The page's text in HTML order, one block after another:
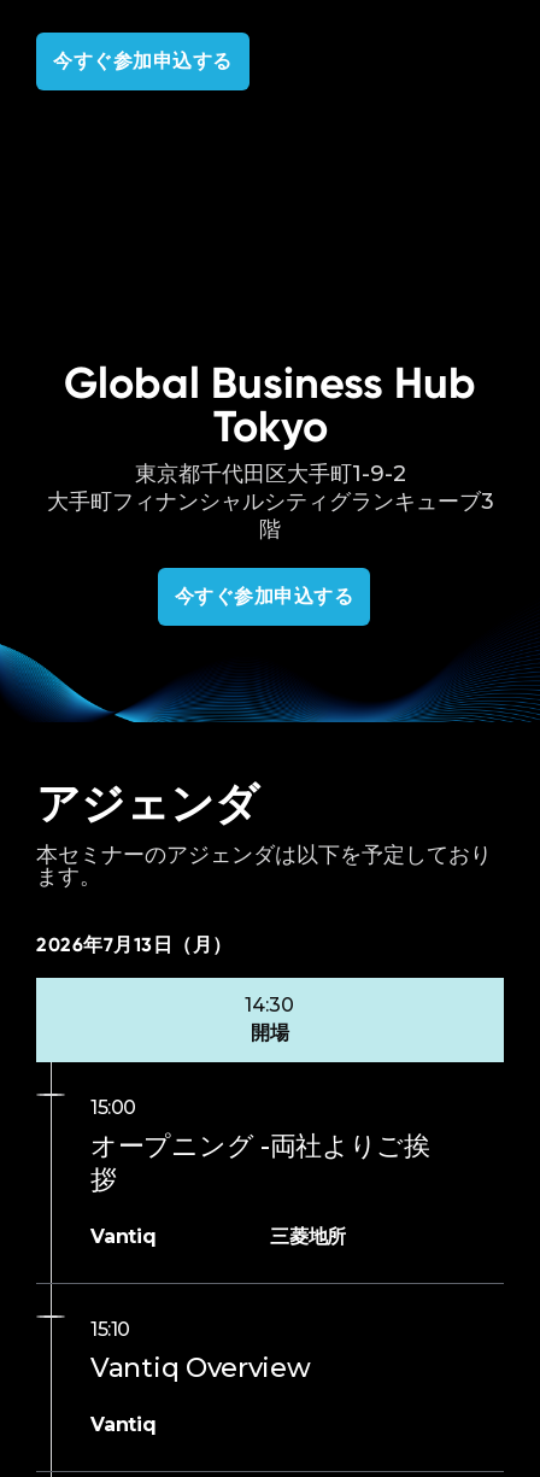
今すぐ参加申込する
Global Business Hub
Tokyo
東京都千代田区大手町1-9-2
大手町フィナンシャルシティグランキューブ3
階
今すぐ参加申込する
アジェンダ
本セミナーのアジェンダは以下を予定しており
ます。
2026年7月13日（月）
14:30
開場
15:00
オープニング -両社よりご挨
拶
Vantiq 三菱地所
15:10
Vantiq Overview
Vantiq